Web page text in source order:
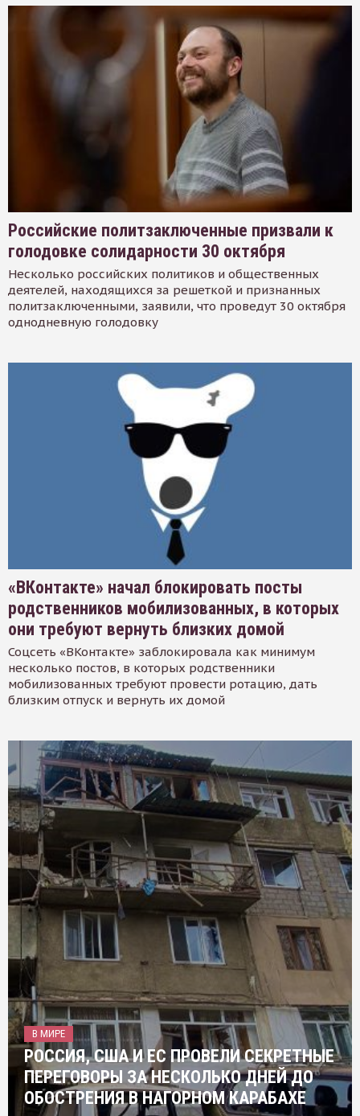
Российские политзаключенные призвали к
голодовке солидарности 30 октября
Несколько российских политиков и общественных
деятелей, находящихся за решеткой и признанных
политзаключенными, заявили, что проведут 30 октября
однодневную голодовку
«ВКонтакте» начал блокировать посты
родственников мобилизованных, в которых
они требуют вернуть близких домой
Соцсеть «ВКонтакте» заблокировала как минимум
несколько постов, в которых родственники
мобилизованных требуют провести ротацию, дать
близким отпуск и вернуть их домой
В МИРЕ
РОССИЯ, США И ЕС ПРОВЕЛИ СЕКРЕТНЫЕ
ПЕРЕГОВОРЫ ЗА НЕСКОЛЬКО ДНЕЙ ДО
ОБОСТРЕНИЯ В НАГОРНОМ КАРАБАХЕ